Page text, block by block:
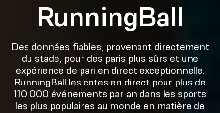
RunningBall
Des données fiables, provenant directement
du stade, pour des paris plus sûrs et une
expérience de pari en direct exceptionnelle.
RunningBall les cotes en direct pour plus de
110 000 événements par an dans les sports
les plus populaires au monde en matière de